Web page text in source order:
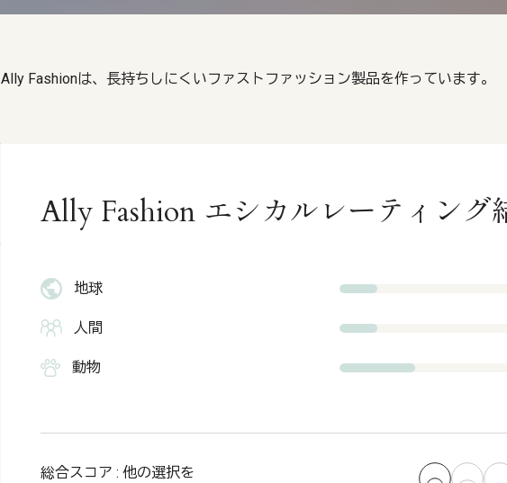
Ally Fashionは、長持ちしにくいファストファッション製品を作っています。
Ally Fashion エシカルレーティング
地球
人間
動物
総合スコア : 他の選択を